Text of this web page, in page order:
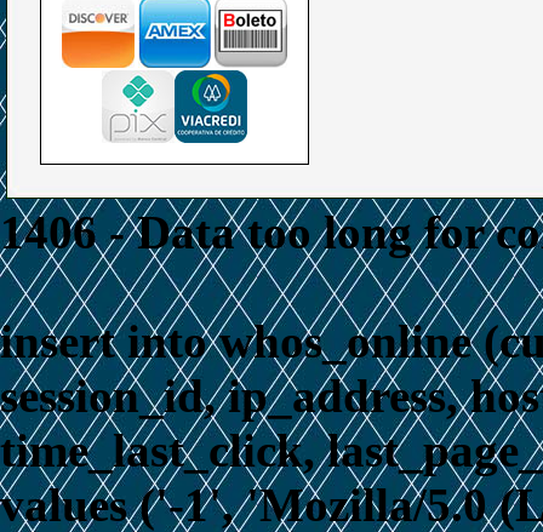
1406 - Data too long for
insert into whos_online
session_id, ip_address,
time_last_click,
values ('-1', 'Mozilla/5.0